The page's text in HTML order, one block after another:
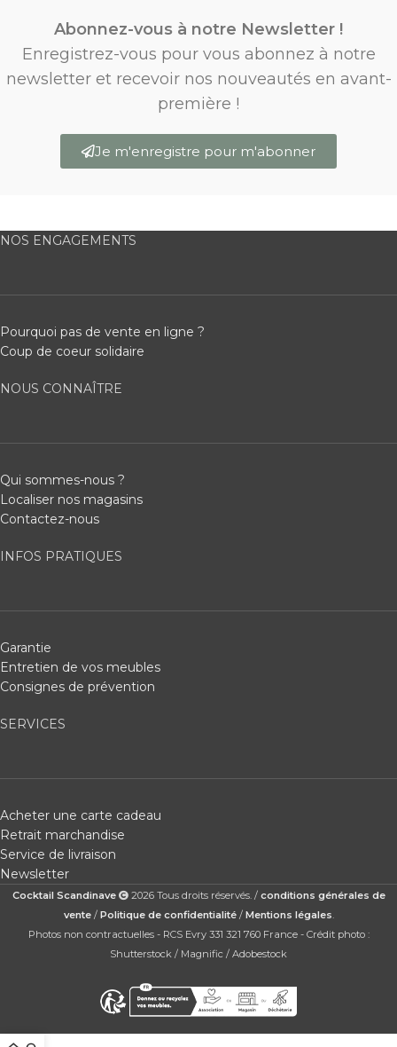
Abonnez-vous à notre Newsletter !
Enregistrez-vous pour vous abonnez à notre
newsletter et recevoir nos nouveautés en avant-
première !
Je m'enregistre pour m'abonner
NOS ENGAGEMENTS
Pourquoi pas de vente en ligne ?
Coup de coeur solidaire
NOUS CONNAÎTRE
Qui sommes-nous ?
Localiser nos magasins
Contactez-nous
INFOS PRATIQUES
Garantie
Entretien de vos meubles
Consignes de prévention
SERVICES
Acheter une carte cadeau
Retrait marchandise
Service de livraison
Newsletter
Cocktail Scandinave 2026 Tous droits réservés. / conditions générales de
vente/ Politique de confidentialité/ Mentions légales
Photos non contractuelles - RCS Evry 331 321 760 France - Crédit photo :
Shutterstock / Magnific / Adobestock